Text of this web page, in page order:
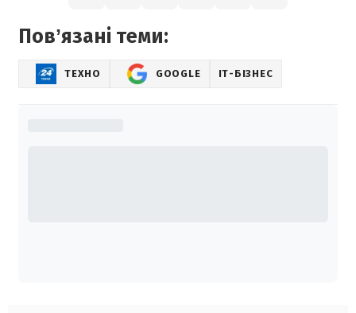
Повʼязані теми:
ТЕХНО GOOGLE IT-БІЗНЕС